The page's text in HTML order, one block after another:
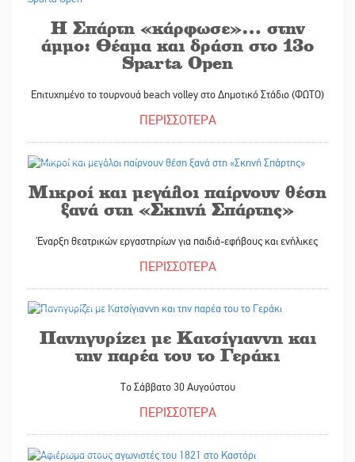
Η Σπάρτη «κάρφωσε»… στην
άμμο: Θέαμα και δράση στο 13ο
Sparta Open
Επιτυχημένο το τουρνουά beach volley στο Δημοτικό Στάδιο (ΦΩΤΟ)
ΠΕΡΙΣΣΟΤΕΡΑ
Μικροί και μεγάλοι παίρνουν θέση
ξανά στη «Σκηνή Σπάρτης»
Έναρξη θεατρικών εργαστηρίων για παιδιά-εφήβους και ενήλικες
ΠΕΡΙΣΣΟΤΕΡΑ
Πανηγυρίζει με Κατσίγιαννη και
την παρέα του το Γεράκι
Το Σάββατο 30 Αυγούστου
ΠΕΡΙΣΣΟΤΕΡΑ